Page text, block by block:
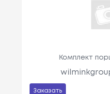
Комплект
Заказать